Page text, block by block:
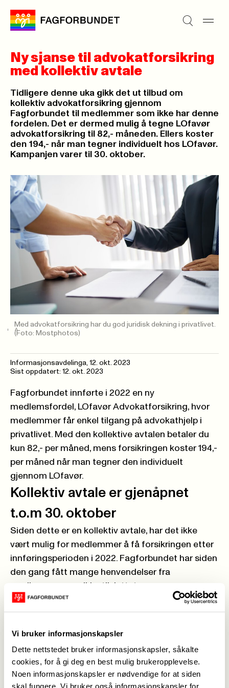
Vi bruker informasjonskapsler
Dette nettstedet bruker informasjonskapsler, såkalte
cookies, for å gi deg en best mulig brukeropplevelse.
Noen informasjonskapsler er nødvendige for at siden
skal fungere. Vi bruker også informasjonskapsler for
Ny sjanse til advokatforsikring
med kollektiv avtale
Tidligere denne uka gikk det ut tilbud om
kollektiv advokatforsikring gjennom
Fagforbundet til medlemmer som ikke har denne
fordelen. Det er dermed mulig å tegne LOfavør
advokatforsikring til 82,- måneden. Ellers koster
den 194,- når man tegner individuelt hos LOfavør.
Kampanjen varer til 30. oktober.
Med advokatforsikring har du god juridisk dekning i privatlivet.
(Foto: Mostphotos)
Informasjonsavdelinga, 12. okt. 2023
Sist oppdatert: 12. okt. 2023
Fagforbundet innførte i 2022 en ny
medlemsfordel, LOfavør Advokatforsikring, hvor
medlemmer får enkel tilgang på advokathjelp i
privatlivet. Med den kollektive avtalen betaler du
kun 82,- per måned, mens forsikringen koster 194,-
per måned når man tegner den individuelt
gjennom LOfavør.
Kollektiv avtale er gjenåpnet
t.o.m 30. oktober
Siden dette er en kollektiv avtale, har det ikke
vært mulig for medlemmer å få forsikringen etter
innføringsperioden i 2022. Fagforbundet har siden
den gang fått mange henvendelser fra
medlemmer som ikke tilsluttet seg
medlemsfordelen, men som allikevel ønsker den.
Vi har derfor besluttet å åpne opp så de som
Prisen kan gå ytterligere ned
Til nå er det rundt 67 000 medlemmer som har